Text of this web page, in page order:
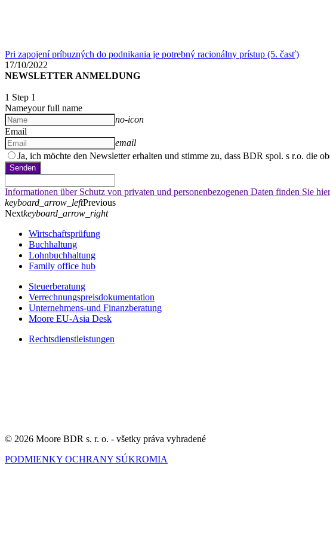
Pri zapojení príbuzných do podnikania je potrebný racionálny prístup (5. časť)
17/10/2022
NEWSLETTER ANMELDUNG
1 Step 1
Nameyour full name
no-icon
Email
email
Ja, ich möchte den Newsletter erhalten und stimme zu, dass BDR spol. s r.o. die
Senden
Informationen über Schutz von privaten und personenbezogenen Daten finden Sie hier
keyboard_arrow_leftPrevious
Nextkeyboard_arrow_right
Wirtschaftsprüfung
Buchhaltung
Lohnbuchhaltung
Family office hub
Steuerberatung
Verrechnungspreisdokumentation
Unternehmens-und Finanzberatung
Moore EU-Asia Desk
Rechtsdienstleistungen
© 2026 Moore BDR s. r. o. - všetky práva vyhradené
PODMIENKY OCHRANY SÚKROMIA